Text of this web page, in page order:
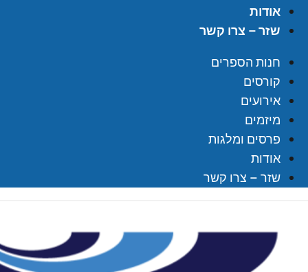
אודות
שזר – צרו קשר
חנות הספרים
קורסים
אירועים
מיזמים
פרסים ומלגות
אודות
שזר – צרו קשר